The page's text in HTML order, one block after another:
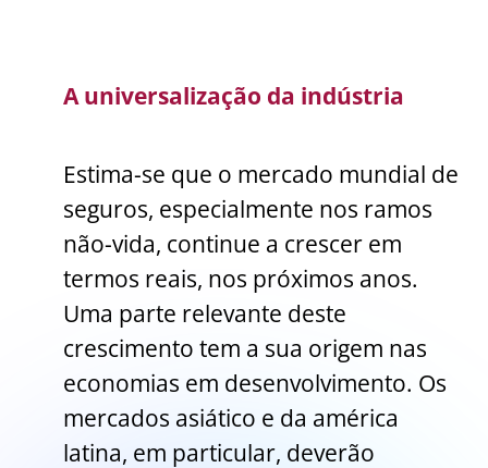
A universalização da indústria
Estima-se que o mercado mundial de
seguros, especialmente nos ramos
não-vida, continue a crescer em
termos reais, nos próximos anos.
Uma parte relevante deste
crescimento tem a sua origem nas
economias em desenvolvimento. Os
mercados asiático e da américa
latina, em particular, deverão